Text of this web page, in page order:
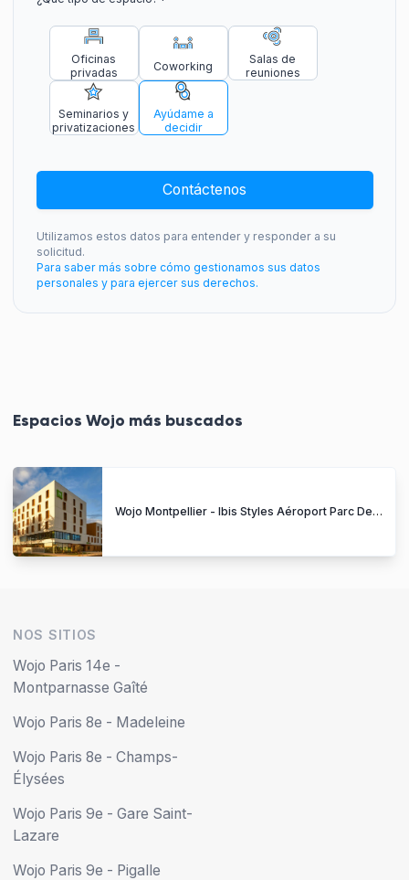
Oficinas
privadas
Coworking
Salas de
reuniones
Seminarios y
privatizaciones
Ayúdame a
decidir
Contáctenos
Utilizamos estos datos para entender y responder a su
solicitud.
Para saber más sobre cómo gestionamos sus datos
personales y para ejercer sus derechos.
Espacios Wojo más buscados
Wojo Montpellier - Ibis Styles Aéroport Parc Des Expos
NOS SITIOS
Wojo Paris 14e -
Montparnasse Gaîté
Wojo Paris 8e - Madeleine
Wojo Paris 8e - Champs-
Élysées
Wojo Paris 9e - Gare Saint-
Lazare
Wojo Paris 9e - Pigalle